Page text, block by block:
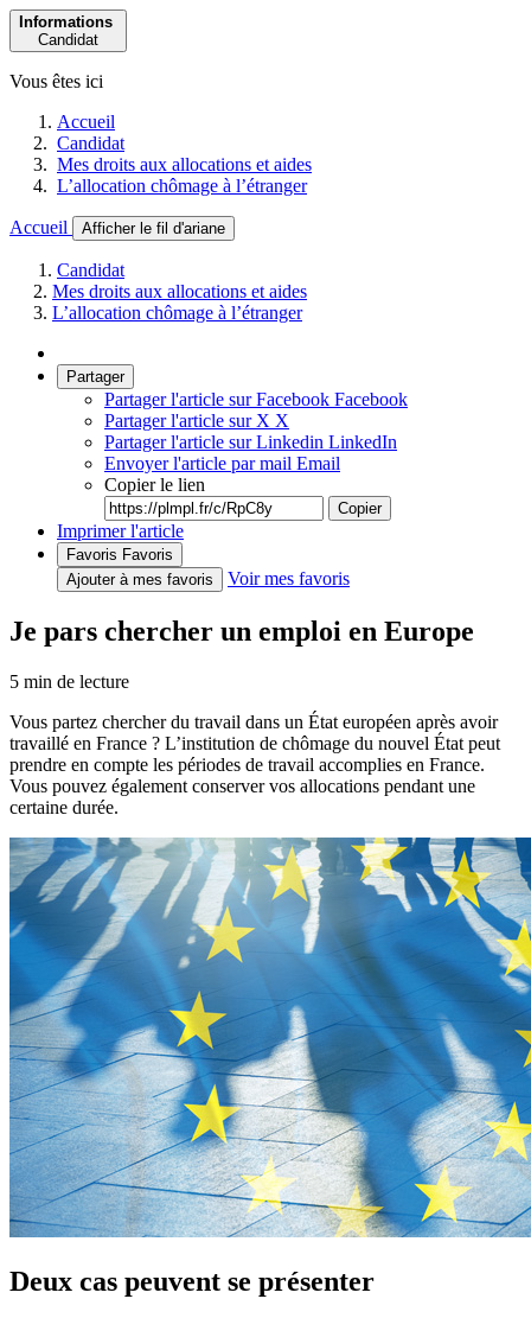
Informations
Candidat
Vous êtes ici
Accueil
Candidat
Mes droits aux allocations et aides
L’allocation chômage à l’étranger
Accueil Afficher le fil d'ariane
Candidat
Mes droits aux allocations et aides
L’allocation chômage à l’étranger
Partager
Partager l'article sur Facebook Facebook
Partager l'article sur X X
Partager l'article sur Linkedin LinkedIn
Envoyer l'article par mail Email
Copier le lien
Copier
Imprimer l'article
Favoris Favoris
Ajouter à mes favoris
Voir mes favoris
Je pars chercher un emploi en Europe
5 min de lecture
Vous partez chercher du travail dans un État européen après avoir
travaillé en France ? L’institution de chômage du nouvel État peut
prendre en compte les périodes de travail accomplies en France.
Vous pouvez également conserver vos allocations pendant une
certaine durée.
Deux cas peuvent se présenter